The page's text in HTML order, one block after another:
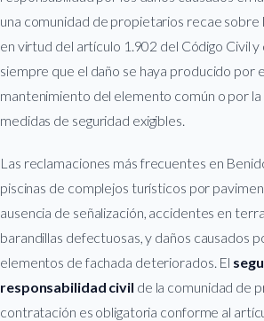
una comunidad de propietarios recae sobre
en virtud del artículo 1.902 del Código Civil y
siempre que el daño se haya producido por
mantenimiento del elemento común o por la
medidas de seguridad exigibles.
Las reclamaciones más frecuentes en
piscinas de complejos turísticos por
ausencia de señalización, accidentes en
barandillas defectuosas, y daños causados
elementos de fachada deteriorados. El
responsabilidad civil de la comunidad de
contratación es obligatoria conforme al